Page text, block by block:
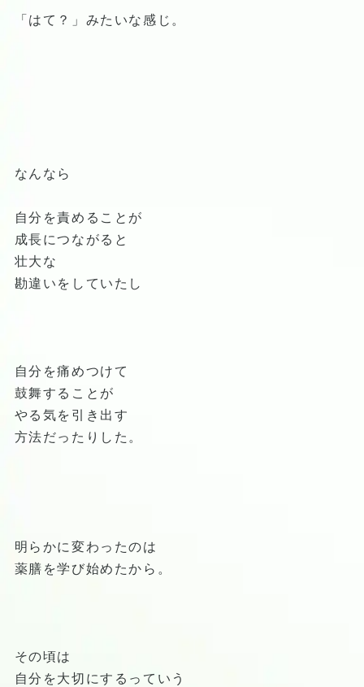
「はて？」みたいな感じ。
なんなら
自分を責めることが
成長につながると
壮大な
勘違いをしていたし
自分を痛めつけて
鼓舞することが
やる気を引き出す
方法だったりした。
明らかに変わったのは
薬膳を学び始めたから。
その頃は
自分を大切にするっていう